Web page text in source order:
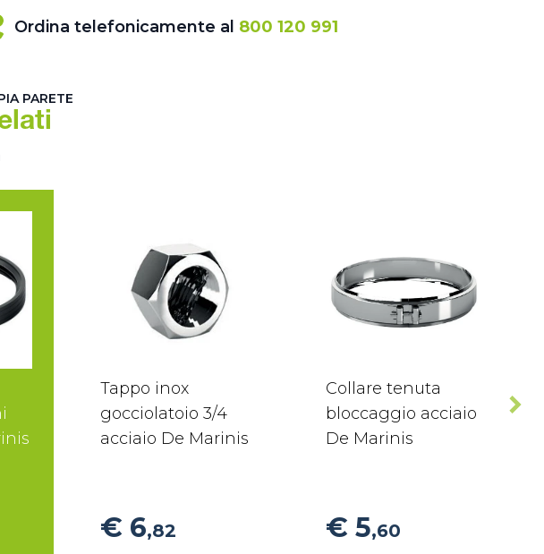
Ordina telefonicamente al 800 120 991
PARETE
Tappo inox
gocciolatoio 3/4
acciaio De Marinis
€ 6,82
Collare tenuta
bloccaggio acciaio
De Marinis
€ 5,60